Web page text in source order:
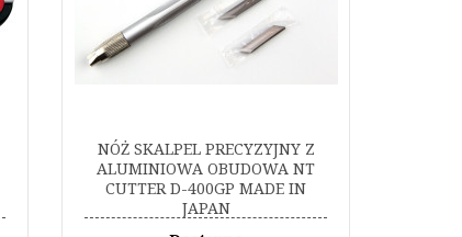
NÓŻ SKALPEL PRECYZYJNY Z
ALUMINIOWA OBUDOWA NT
CUTTER D-400GP MADE IN
JAPAN